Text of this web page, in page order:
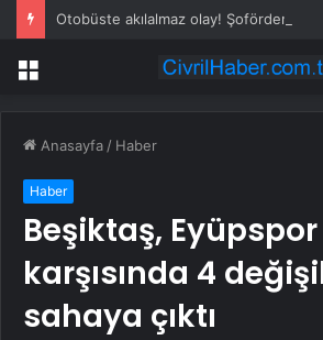
Menü
Anasayfa / Haber
Haber
Beşiktaş, Eyüpspor
karşısında 4
sahaya çıktı